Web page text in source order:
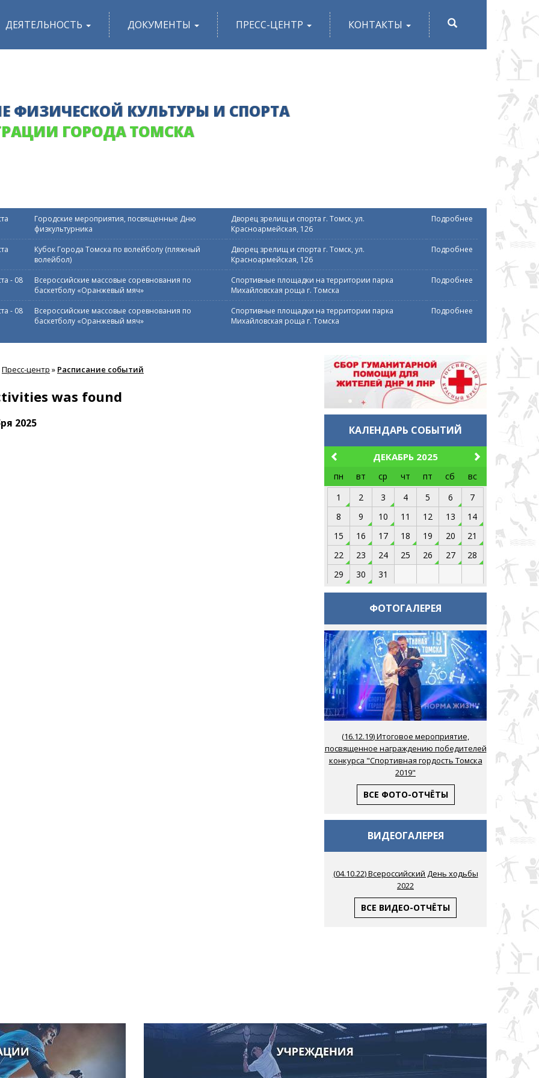
ДЕЯТЕЛЬНОСТЬ ДОКУМЕНТЫ ПРЕСС-ЦЕНТР КОНТАКТЫ
ФИЗИЧЕСКОЙ КУЛЬТУРЫ И СПОРТА
ГОРОДА ТОМСКА
Городские мероприятия, посвященные Дню
физкультурника
Дворец зрелищ и спорта г. Томск, ул.
Красноармейская, 126
Подробнее
Кубок Города Томска по волейболу (пляжный
волейбол)
Дворец зрелищ и спорта г. Томск, ул.
Красноармейская, 126
Подробнее
- 08
Всероссийские массовые соревнования по
баскетболу «Оранжевый мяч»
Спортивные площадки на территории парка
Михайловская роща г. Томска
Подробнее
- 08
Всероссийские массовые соревнования по
баскетболу «Оранжевый мяч»
Спортивные площадки на территории парка
Михайловская роща г. Томска
Подробнее
Пресс-центр » Расписание событий
was found
2025
КАЛЕНДАРЬ СОБЫТИЙ
пн вт ср чт пт сб
вс
1
2 3 4 5 6
7
8
9 10 11 12 13
14
15
16 17 18 19 20
21
22
23 24 25 26 27
28
29
30 31
ДЕКАБРЬ 2025
ФОТОГАЛЕРЕЯ
(16.12.19) Итоговое мероприятие,
посвященное награждению победителей
конкурса "Спортивная гордость Томска
2019"
ВСЕ ФОТО-ОТЧЁТЫ
ВИДЕОГАЛЕРЕЯ
(04.10.22) Всероссийский День ходьбы
2022
ВСЕ ВИДЕО-ОТЧЁТЫ